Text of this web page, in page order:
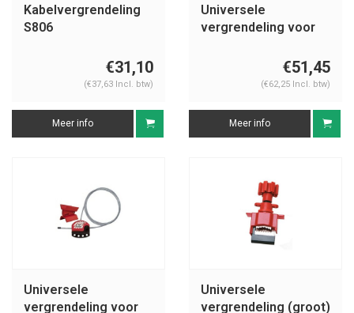
Kabelvergrendeling
S806
€31,10
(€37,63 Incl. btw)
Meer info
Universele
vergrendeling voor
€51,45
(€62,25 Incl. btw)
Meer info
Universele
vergrendeling voor
Universele
vergrendeling (groot)